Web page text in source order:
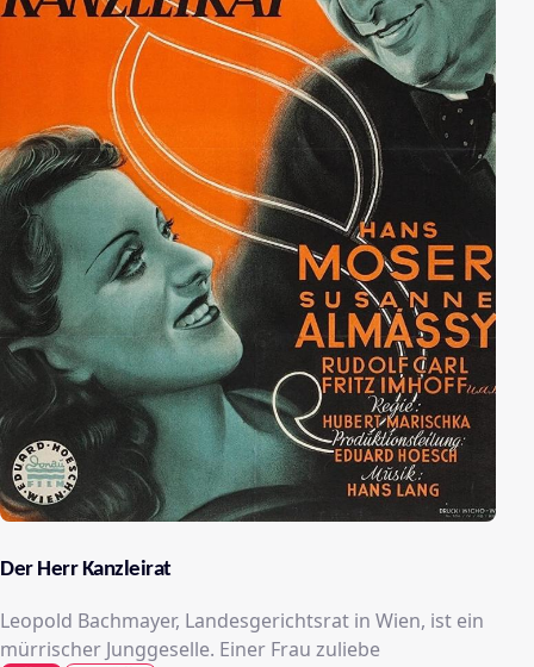
Der Herr Kanzleirat
Leopold Bachmayer, Landesgerichtsrat in Wien, ist ein
mürrischer Junggeselle. Einer Frau zuliebe